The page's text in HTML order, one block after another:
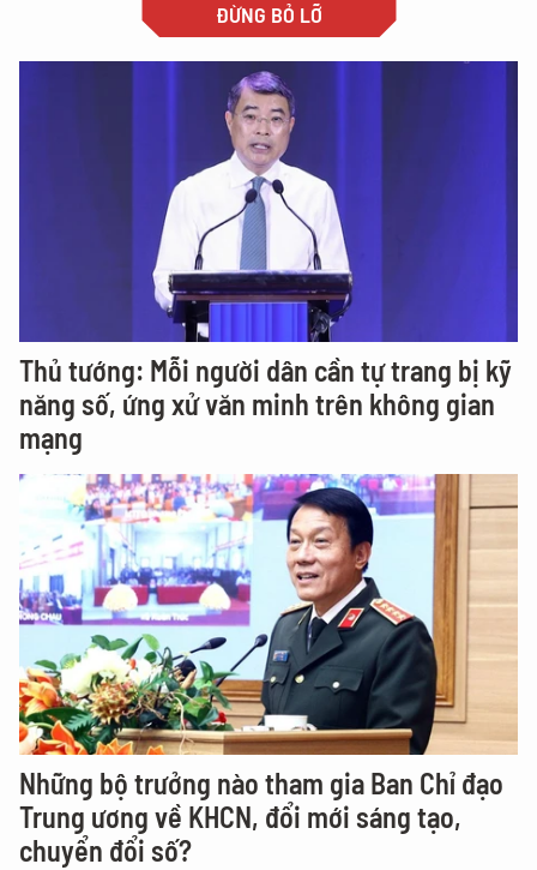
ĐỪNG BỎ LỠ
Thủ tướng: Mỗi người dân cần tự trang bị kỹ
năng số, ứng xử văn minh trên không gian
mạng
Những bộ trưởng nào tham gia Ban Chỉ đạo
Trung ương về KHCN, đổi mới sáng tạo,
chuyển đổi số?